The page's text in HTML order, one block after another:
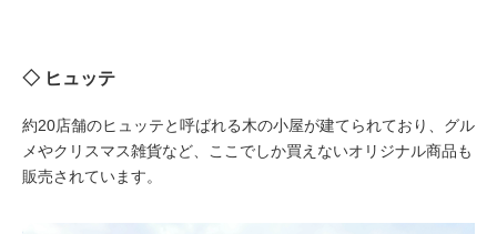
◇ ヒュッテ
約20店舗のヒュッテと呼ばれる木の小屋が建てられており、グル
メやクリスマス雑貨など、ここでしか買えないオリジナル商品も
販売されています。